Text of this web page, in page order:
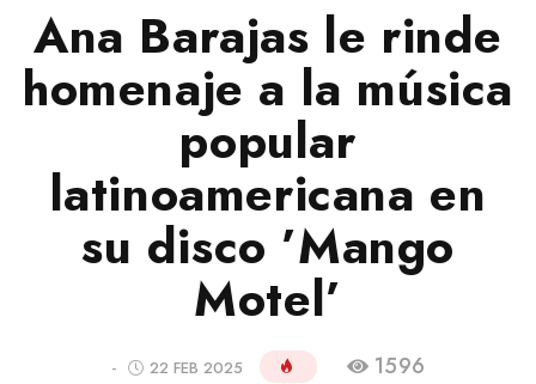
Ana Barajas le rinde
homenaje a la música
popular
latinoamericana en
su disco ’Mango
Motel’
- 22 FEB 2025 1596